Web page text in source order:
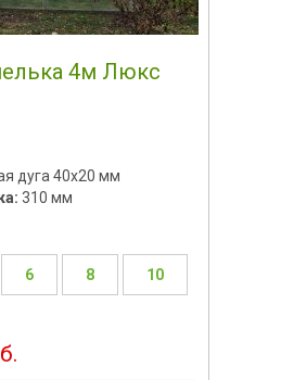
4м Люкс
дуга 40х20 мм
310 мм
6 8 10